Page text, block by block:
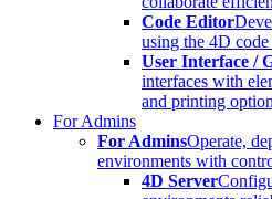
Code Editor
using the 4D
User Interface /
interfaces with
and printing
For Admins
For AdminsOperate,
environments with
4D Server